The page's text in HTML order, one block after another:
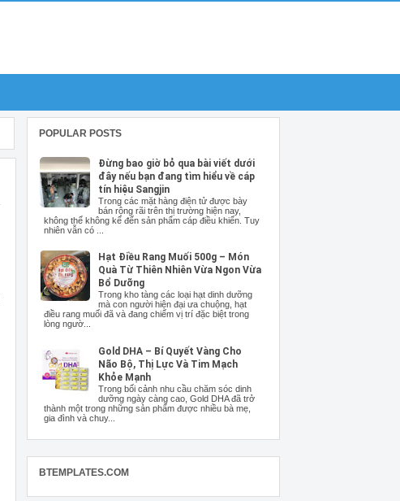
POPULAR POSTS
Đừng bao giờ bỏ qua bài viết dưới
đây nếu bạn đang tìm hiểu về cáp
tín hiệu Sangjin
Trong các mặt hàng điện tử được bày
bán rộng rãi trên thị trường hiện nay,
không thể không kể đến sản phẩm cáp điều khiển. Tuy
nhiên vẫn có ...
Hạt Điều Rang Muối 500g – Món
Quà Từ Thiên Nhiên Vừa Ngon Vừa
Bổ Dưỡng
Trong kho tàng các loại hạt dinh dưỡng
mà con người hiện đại ưa chuộng, hạt
điều rang muối đã và đang chiếm vị trí đặc biệt trong
lòng ngườ...
Gold DHA – Bí Quyết Vàng Cho
Não Bộ, Thị Lực Và Tim Mạch
Khỏe Mạnh
Trong bối cảnh nhu cầu chăm sóc dinh
dưỡng ngày càng cao, Gold DHA đã trở
thành một trong những sản phẩm được nhiều bà mẹ,
gia đình và chuy...
BTEMPLATES.COM